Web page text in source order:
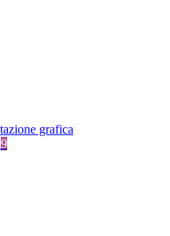
grafica
9